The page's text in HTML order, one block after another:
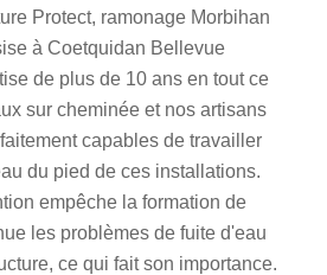
Protect, ramonage Morbihan
à Coetquidan Bellevue
de plus de 10 ans en tout ce
sur cheminée et nos artisans
capables de travailler
du pied de ces installations.
empêche la formation de
les problèmes de fuite d'eau
ce qui fait son importance.